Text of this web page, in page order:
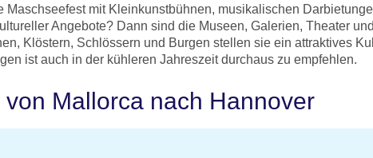
mit Kleinkunstbühnen, musikalischen
Angebote? Dann sind die Museen, Galerien, Theater
Klöstern, Schlössern und Burgen stellen sie ein attraktives
ist auch in der kühleren Jahreszeit durchaus zu empfehlen.
Mallorca nach Hannover